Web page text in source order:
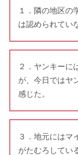
１．隣の地区の
は認められてい
２．ヤンキーに
が、今日ではヤ
感じた。
３．地元にはマ
がたむろしてい